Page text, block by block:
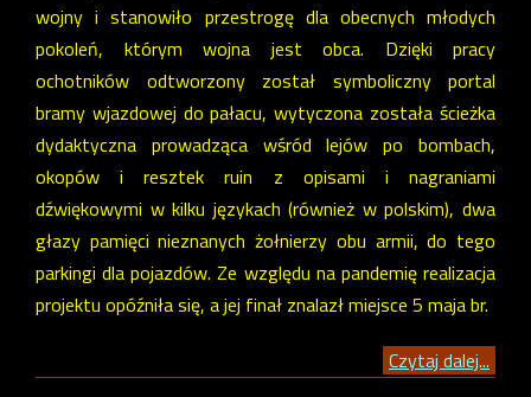
wojny i stanowiło przestrogę dla obecnych młodych
pokoleń, którym wojna jest obca. Dzięki pracy
ochotników odtworzony został symboliczny portal
bramy wjazdowej do pałacu, wytyczona została ścieżka
dydaktyczna prowadząca wśród lejów po bombach,
okopów i resztek ruin z opisami i nagraniami
dźwiękowymi w kilku językach (również w polskim), dwa
głazy pamięci nieznanych żołnierzy obu armii, do tego
parkingi dla pojazdów. Ze względu na pandemię realizacja
projektu opóźniła się, a jej finał znalazł miejsce 5 maja br.
Czytaj dalej...